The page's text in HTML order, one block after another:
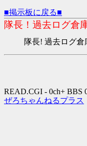
■掲示板に戻る■
隊長！過去ログ倉
隊長! 過去ログ
READ.CGI - 0ch+ BBS
ぜろちゃんねるプラス